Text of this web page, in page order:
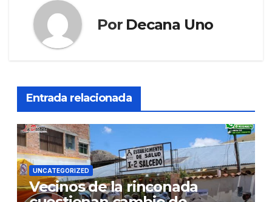
Por Decana Uno
Entrada relacionada
UNCATEGORIZED
Vecinos de la rinconada